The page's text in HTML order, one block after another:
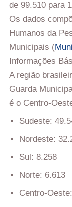
de 99.510 para
Os dados
Humanos da
Municipais (
Informações
A região
Guarda
é o Centro-
Sudeste:
Nordeste:
Sul: 8.258
Norte: 6.613
Centro-